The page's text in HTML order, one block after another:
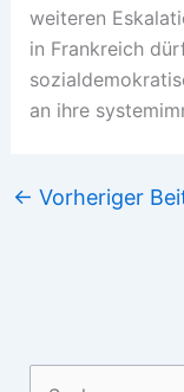
weiteren
in Frankreich
an ihre
← Vorheriger